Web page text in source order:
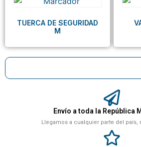
Envío a toda la República
Llegamos a cualquier parte del país,
TUERCA DE SEGURIDAD
M